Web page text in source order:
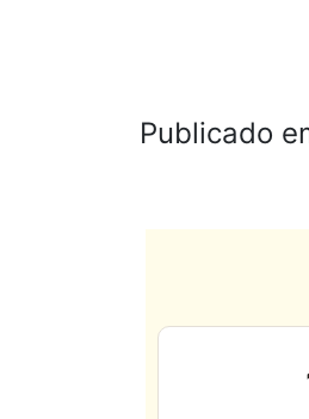
Publicado